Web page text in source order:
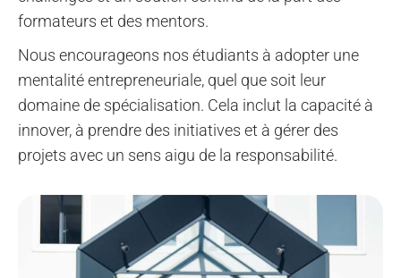
formateurs et des mentors.
Nous encourageons nos étudiants à adopter une
mentalité entrepreneuriale, quel que soit leur
domaine de spécialisation. Cela inclut la capacité à
innover, à prendre des initiatives et à gérer des
projets avec un sens aigu de la responsabilité.